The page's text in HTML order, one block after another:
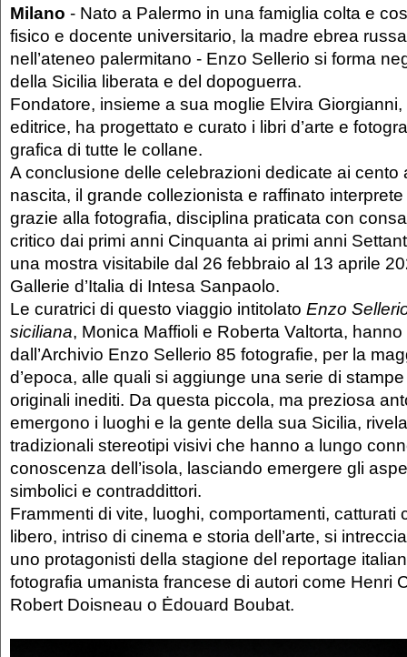
Milano - Nato a Palermo in una famiglia colta e
fisico e docente universitario, la madre ebrea
nell’ateneo palermitano - Enzo Sellerio si forma
della Sicilia liberata e del dopoguerra.
Fondatore, insieme a sua moglie Elvira
editrice, ha progettato e curato i libri d’arte e
grafica di tutte le collane.
A conclusione delle celebrazioni dedicate ai cento
nascita, il grande collezionista e raffinato
grazie alla fotografia, disciplina praticata con
critico dai primi anni Cinquanta ai primi anni
una mostra visitabile dal 26 febbraio al 13 aprile
Gallerie d’Italia di Intesa Sanpaolo.
Le curatrici di questo viaggio intitolato Enzo
siciliana, Monica Maffioli e Roberta Valtorta,
dall’Archivio Enzo Sellerio 85 fotografie, per la
d’epoca, alle quali si aggiunge una serie di
originali inediti. Da questa piccola, ma preziosa
emergono i luoghi e la gente della sua Sicilia,
tradizionali stereotipi visivi che hanno a lungo
conoscenza dell’isola, lasciando emergere gli
simbolici e contraddittori.
Frammenti di vite, luoghi, comportamenti, catturati
libero, intriso di cinema e storia dell’arte, si
uno protagonisti della stagione del reportage
fotografia umanista francese di autori come Henri
Robert Doisneau o Ėdouard Boubat.